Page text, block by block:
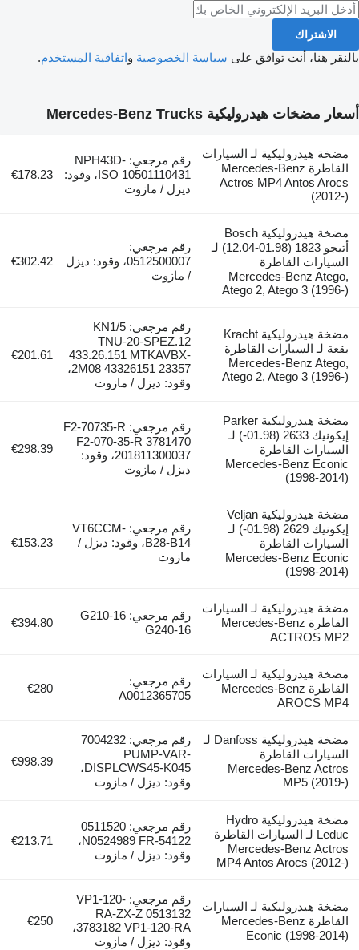
الاشتراك
بالنقر هنا، أنت توافق على سياسة الخصوصية واتفاقية المستخدم.
أسعار مضخات هيدروليكية Mercedes-Benz Trucks
مضخة هيدروليكية لـ السيارات
القاطرة Mercedes-Benz
Actros MP4 Antos Arocs
(2012-)
رقم مرجعي: NPH43D-
ISO 10501110431، وقود:
ديزل / مازوت
€178.23
مضخة هيدروليكية Bosch
أتيجو 1823 (01.98-12.04) لـ
السيارات القاطرة
Mercedes-Benz Atego,
Atego 2, Atego 3 (1996-)
رقم مرجعي:
0512500007، وقود: ديزل
/ مازوت
€302.42
مضخة هيدروليكية Kracht
بقعة لـ السيارات القاطرة
Mercedes-Benz Atego,
Atego 2, Atego 3 (1996-)
رقم مرجعي: KN1/5
TNU-20-SPEZ.12
433.26.151 MTKAVBX-
2M08 43326151 23357،
وقود: ديزل / مازوت
€201.61
مضخة هيدروليكية Parker
إيكونيك 2633 (01.98-) لـ
السيارات القاطرة
Mercedes-Benz Econic
(1998-2014)
رقم مرجعي: F2-70735-R
F2-070-35-R 3781470
201811300037، وقود:
ديزل / مازوت
€298.39
مضخة هيدروليكية Veljan
إيكونيك 2629 (01.98-) لـ
السيارات القاطرة
Mercedes-Benz Econic
(1998-2014)
رقم مرجعي: VT6CCM-
B28-B14، وقود: ديزل /
مازوت
€153.23
مضخة هيدروليكية لـ السيارات
القاطرة Mercedes-Benz
ACTROS MP2
رقم مرجعي: G210-16
G240-16
€394.80
مضخة هيدروليكية لـ السيارات
القاطرة Mercedes-Benz
AROCS MP4
رقم مرجعي:
A0012365705
€280
مضخة هيدروليكية Danfoss لـ
السيارات القاطرة
Mercedes-Benz Actros
MP5 (2019-)
رقم مرجعي: 7004232
PUMP-VAR-
DISPLCWS45-K045،
وقود: ديزل / مازوت
€998.39
مضخة هيدروليكية Hydro
Leduc لـ السيارات القاطرة
Mercedes-Benz Actros
MP4 Antos Arocs (2012-)
رقم مرجعي: 0511520
N0524989 FR-54122،
وقود: ديزل / مازوت
€213.71
مضخة هيدروليكية لـ السيارات
القاطرة Mercedes-Benz
Econic (1998-2014)
رقم مرجعي: VP1-120-
RA-ZX-Z 0513132
3783182 VP1-120-RA،
وقود: ديزل / مازوت
€250